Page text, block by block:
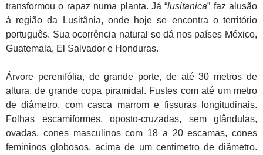
transformou o rapaz numa planta. Já “lusitanica” faz alusão
à região da Lusitânia, onde hoje se encontra o território
português. Sua ocorrência natural se dá nos países México,
Guatemala, El Salvador e Honduras.
Árvore perenifólia, de grande porte, de até 30 metros de
altura, de grande copa piramidal. Fustes com até um metro
de diâmetro, com casca marrom e fissuras longitudinais.
Folhas escamiformes, oposto-cruzadas, sem glândulas,
ovadas, cones masculinos com 18 a 20 escamas, cones
femininos globosos, acima de um centímetro de diâmetro.